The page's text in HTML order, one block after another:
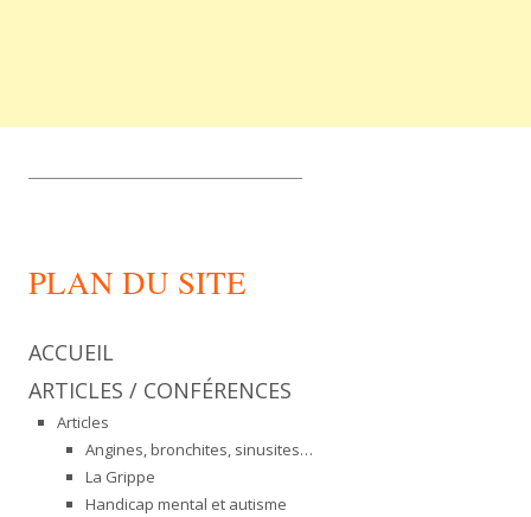
PLAN DU SITE
ACCUEIL
ARTICLES / CONFÉRENCES
Articles
Angines, bronchites, sinusites…
La Grippe
Handicap mental et autisme